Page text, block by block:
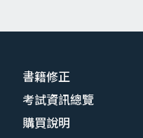
書籍修正
考試資訊總覽
購買說明